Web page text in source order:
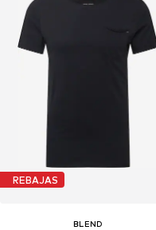
REBAJAS
BLEND